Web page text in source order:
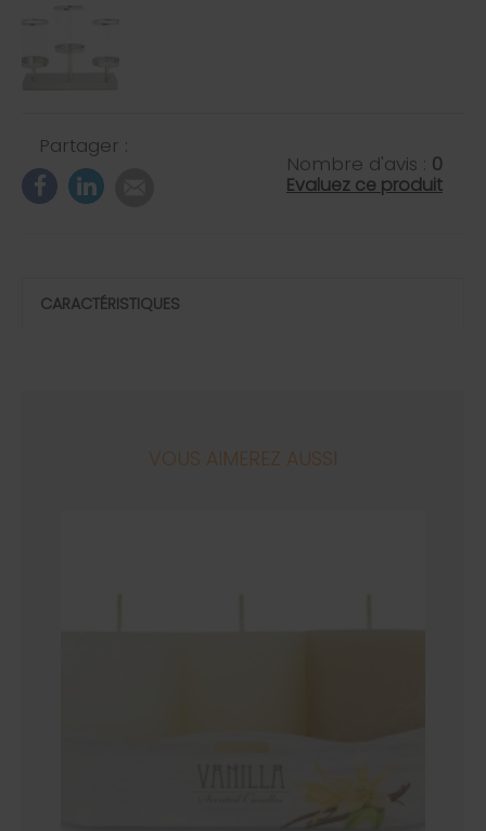
Partager :
Nombre d'avis : 0
Evaluez ce produit
CARACTÉRISTIQUES
VOUS AIMEREZ AUSSI